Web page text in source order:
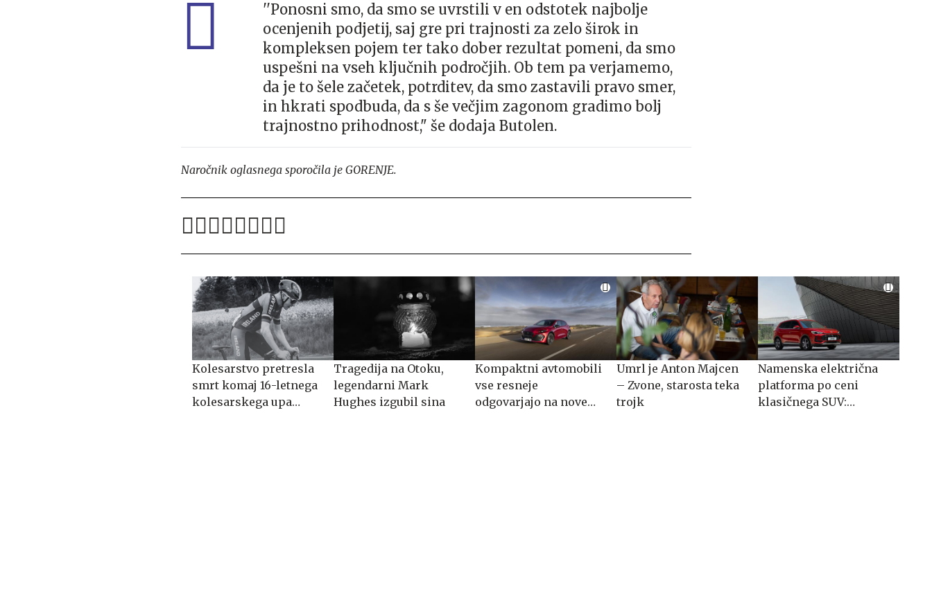
''Ponosni smo, da smo se uvrstili v en odstotek najbolje
ocenjenih podjetij, saj gre pri trajnosti za zelo širok in
kompleksen pojem ter tako dober rezultat pomeni, da smo
uspešni na vseh ključnih področjih. Ob tem pa verjamemo,
da je to šele začetek, potrditev, da smo zastavili pravo smer,
in hkrati spodbuda, da s še večjim zagonom gradimo bolj
trajnostno prihodnost," še dodaja Butolen.
Naročnik oglasnega sporočila je GORENJE.
Kolesarstvo pretresla
smrt komaj 16-letnega
kolesarskega upa
Tragedija na Otoku,
legendarni Mark
Hughes izgubil sina
Kompaktni avtomobili
vse resneje
odgovarjajo na nove
Umrl je Anton Majcen
– Zvone, starosta teka
trojk
Namenska električna
platforma po ceni
klasičnega SUV: